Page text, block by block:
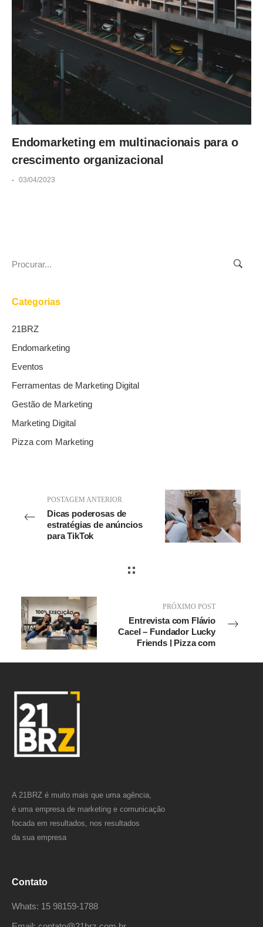
Endomarketing em multinacionais para o
crescimento organizacional
- 03/04/2023
for:
Categorias
21BRZ
Endomarketing
Eventos
Ferramentas de Marketing Digital
Gestão de Marketing
Marketing Digital
Pizza com Marketing
POSTAGEM ANTERIOR
Dicas poderosas de
estratégias de anúncios
para TikTok
PRÓXIMO POST
Entrevista com Flávio
Cacel – Fundador Lucky
Friends | Pizza com
A 21BRZ é muito mais que uma agência,
é uma empresa de marketing e comunicação
focada em resultados, nos resultados
da sua empresa
Contato
Whats: 15 98159-1788